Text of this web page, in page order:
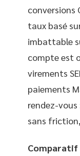
conversions
taux basé
imbattable
compte est
virements
paiements
rendez-vous
sans
Comparatif